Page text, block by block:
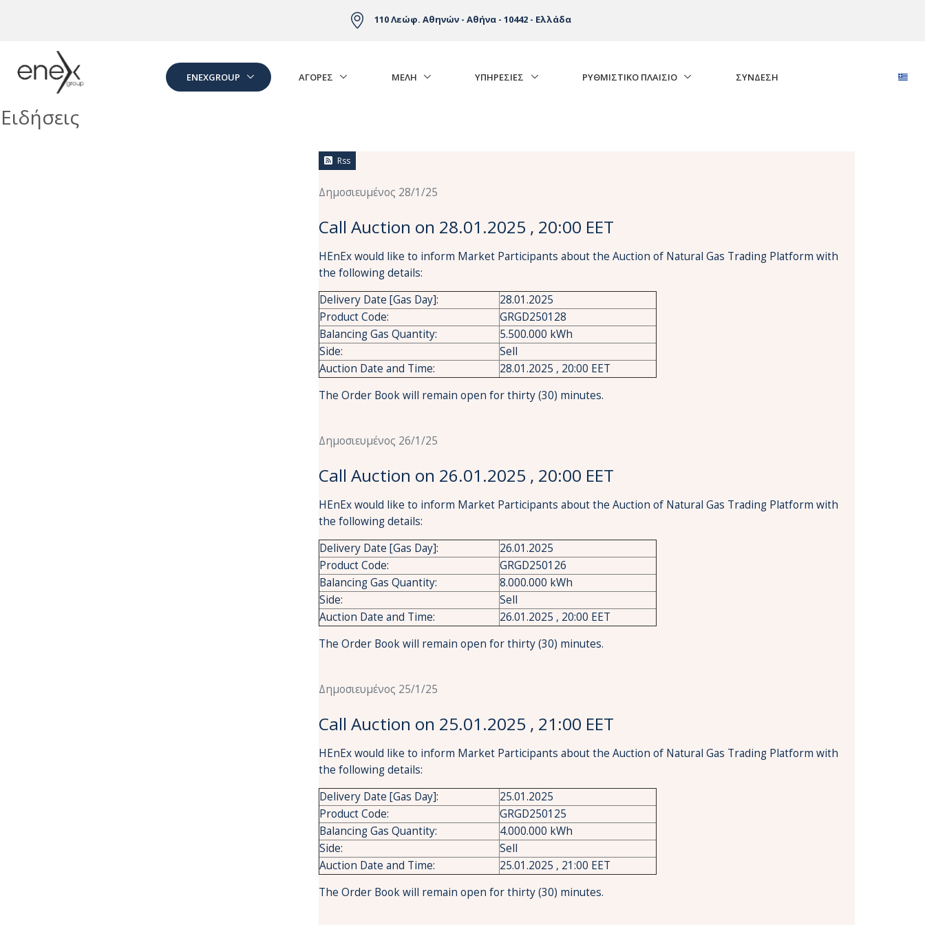
110 Λεώφ. Αθηνών - Αθήνα - 10442 - Ελλάδα
ENEXGROUP ΑΓΟΡΈΣ ΜΕΛΗ ΥΠΗΡΕΣΙΕΣ ΡΥΘΜΙΣΤΙΚΟ ΠΛΑΙΣΙΟ ΣΎΝΔΕΣΗ
Ειδήσεις
Rss
Δημοσιευμένος 28/1/25
Call Auction on 28.01.2025 , 20:00 EET
HEnEx would like to inform Market Participants about the Auction of Natural Gas Trading Platform with
the following details:
Delivery Date [Gas Day]:
28.01.2025
Product Code:
GRGD250128
Balancing Gas Quantity:
5.500.000 kWh
Side:
Sell
Auction Date and Time:
28.01.2025 , 20:00 EET
The Order Book will remain open for thirty (30) minutes.
Δημοσιευμένος 26/1/25
Call Auction on 26.01.2025 , 20:00 EET
HEnEx would like to inform Market Participants about the Auction of Natural Gas Trading Platform with
the following details:
Delivery Date [Gas Day]:
26.01.2025
Product Code:
GRGD250126
Balancing Gas Quantity:
8.000.000 kWh
Side:
Sell
Auction Date and Time:
26.01.2025 , 20:00 EET
The Order Book will remain open for thirty (30) minutes.
Δημοσιευμένος 25/1/25
Call Auction on 25.01.2025 , 21:00 EET
HEnEx would like to inform Market Participants about the Auction of Natural Gas Trading Platform with
the following details:
Delivery Date [Gas Day]:
25.01.2025
Product Code:
GRGD250125
Balancing Gas Quantity:
4.000.000 kWh
Side:
Sell
Auction Date and Time:
25.01.2025 , 21:00 EET
The Order Book will remain open for thirty (30) minutes.